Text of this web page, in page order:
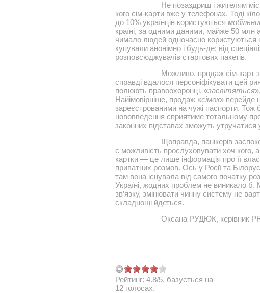
Не позаздриш і жителям
кого сім-карти вже у телефонах. Тоді
до 10% українців користуються
країні, за одними даними, майже 50 млн
чимало людей одночасно користуються
купували анонімно і будь-де: від
розповсюджувачів стартових пакетів.
Можливо, продаж сім-карт
справді вдалося персоніфікувати цей
полюють правоохоронці, «засвітяться
Найімовірніше, продаж «сімок» перейде
зареєстрованими на чужі паспорти. Тож
нововведення сприятиме тотальному
законних підставах зможуть
Щоправда, панікерів
є можливість прослуховувати хоч кого,
картки — це лише інформація про її
приватних розмов. Ось у Росії та
там вона існувала від самого початку
Україні, жодних проблем не виникало
зв’язку, змінювати чинну систему не
складнощі йдеться.
Оксана РУДЮК, керівник
Рейтинг: 4.8/5, базується на
12 голосах.